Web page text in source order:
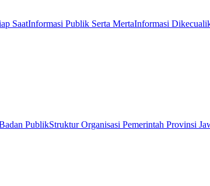
SaatInformasi Publik Serta MertaInformasi
PublikStruktur Organisasi Pemerintah Provinsi